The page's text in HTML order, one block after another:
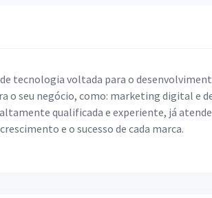
tecnologia voltada para o
o seu negócio, como: marketing digital e
qualificada e experiente, já
e o sucesso de cada marca.